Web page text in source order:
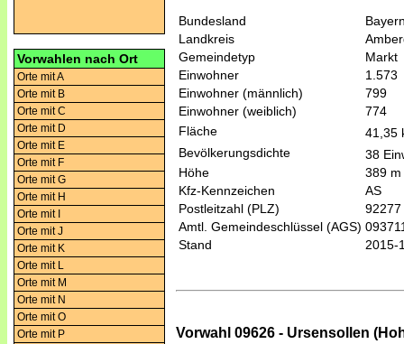
Vorwahlen nach Ort
Orte mit A
Orte mit B
Orte mit C
Orte mit D
Orte mit E
Orte mit F
Orte mit G
Orte mit H
Orte mit I
Orte mit J
Orte mit K
Orte mit L
Orte mit M
Orte mit N
Orte mit O
Orte mit P
Bundesland
Landkreis
Gemeindetyp
Markt
Einwohner
1.573
Einwohner (männlich)
799
Einwohner (weiblich)
774
Fläche
41,35
Bevölkerungsdichte
38
Höhe
389 m
Kfz-Kennzeichen
AS
Postleitzahl (PLZ)
92277
Amtl. Gemeindeschlüssel (AGS)
Stand
2015-
Vorwahl 09626 - Ursensollen